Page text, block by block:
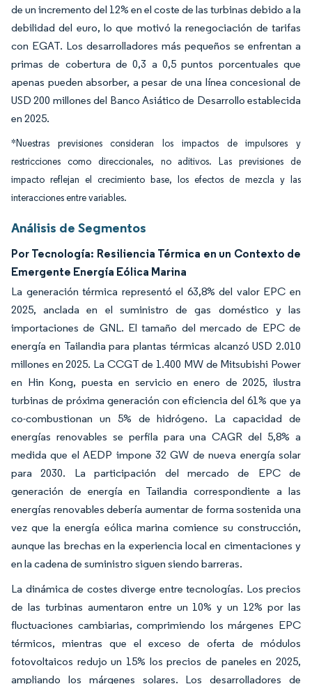
de un incremento del 12% en el coste de las turbinas debido a la
debilidad del euro, lo que motivó la renegociación de tarifas
con EGAT. Los desarrolladores más pequeños se enfrentan a
primas de cobertura de 0,3 a 0,5 puntos porcentuales que
apenas pueden absorber, a pesar de una línea concesional de
USD 200 millones del Banco Asiático de Desarrollo establecida
en 2025.
*Nuestras previsiones consideran los impactos de impulsores y
restricciones como direccionales, no aditivos. Las previsiones de
impacto reflejan el crecimiento base, los efectos de mezcla y las
interacciones entre variables.
Análisis de Segmentos
Por Tecnología: Resiliencia Térmica en un Contexto de
Emergente Energía Eólica Marina
La generación térmica representó el 63,8% del valor EPC en
2025, anclada en el suministro de gas doméstico y las
importaciones de GNL. El tamaño del mercado de EPC de
energía en Tailandia para plantas térmicas alcanzó USD 2.010
millones en 2025. La CCGT de 1.400 MW de Mitsubishi Power
en Hin Kong, puesta en servicio en enero de 2025, ilustra
turbinas de próxima generación con eficiencia del 61% que ya
co-combustionan un 5% de hidrógeno. La capacidad de
energías renovables se perfila para una CAGR del 5,8% a
medida que el AEDP impone 32 GW de nueva energía solar
para 2030. La participación del mercado de EPC de
generación de energía en Tailandia correspondiente a las
energías renovables debería aumentar de forma sostenida una
vez que la energía eólica marina comience su construcción,
aunque las brechas en la experiencia local en cimentaciones y
en la cadena de suministro siguen siendo barreras.
La dinámica de costes diverge entre tecnologías. Los precios
de las turbinas aumentaron entre un 10% y un 12% por las
fluctuaciones cambiarias, comprimiendo los márgenes EPC
térmicos, mientras que el exceso de oferta de módulos
fotovoltaicos redujo un 15% los precios de paneles en 2025,
ampliando los márgenes solares. Los desarrolladores de